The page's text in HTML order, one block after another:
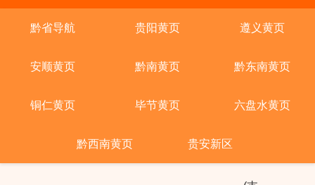
黔省导航 贵阳黄页 遵义黄页
安顺黄页 黔南黄页 黔东南黄页
铜仁黄页 毕节黄页 六盘水黄页
黔西南黄页 贵安新区